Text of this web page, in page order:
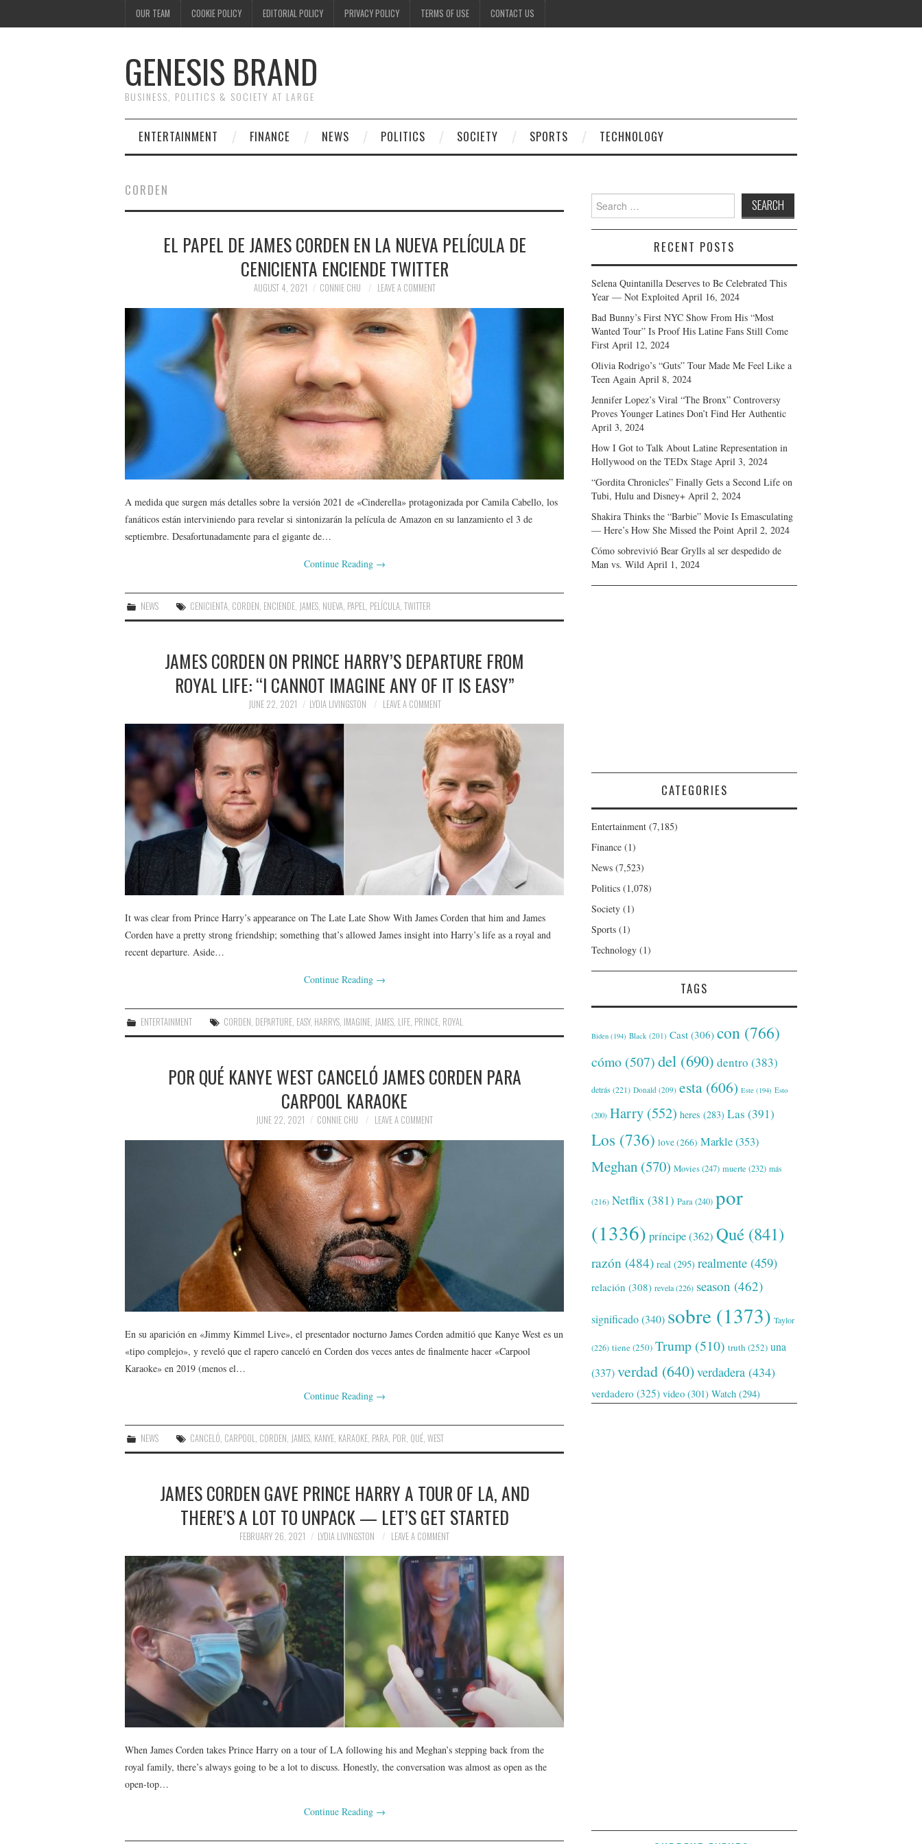
OUR TEAM COOKIE POLICY EDITORIAL POLICY PRIVACY POLICY TERMS OF USE CONTACT US
GENESIS BRAND
BUSINESS, POLITICS & SOCIETY AT LARGE
ENTERTAINMENT FINANCE NEWS POLITICS SOCIETY SPORTS TECHNOLOGY
CORDEN
EL PAPEL DE JAMES CORDEN EN LA NUEVA PELÍCULA DE
CENICIENTA ENCIENDE TWITTER
AUGUST 4, 2021 CONNIE CHU LEAVE A COMMENT
A medida que surgen más detalles sobre la versión 2021 de «Cinderella» protagonizada por Camila Cabello, los
fanáticos están interviniendo para revelar si sintonizarán la película de Amazon en su lanzamiento el 3 de
septiembre. Desafortunadamente para el gigante de…
Continue Reading →
NEWS CENICIENTA CORDEN ENCIENDE JAMES NUEVA PAPEL PELÍCULA ,TWITTER
JAMES CORDEN ON PRINCE HARRY’S DEPARTURE FROM
ROYAL LIFE: “I CANNOT IMAGINE ANY OF IT IS EASY”
JUNE 22, 2021 LYDIA LIVINGSTON LEAVE A COMMENT
It was clear from Prince Harry’s appearance on The Late Late Show With James Corden that him and James
Corden have a pretty strong friendship; something that’s allowed James insight into Harry’s life as a royal and
recent departure. Aside…
Continue Reading →
ENTERTAINMENT CORDEN, DEPARTURE, EASY, HARRYS, IMAGINE, JAMES, LIFE, PRINCE, ROYAL
POR QUÉ KANYE WEST CANCELÓ JAMES CORDEN PARA
CARPOOL KARAOKE
JUNE 22, 2021 CONNIE CHU LEAVE A COMMENT
En su aparición en «Jimmy Kimmel Live», el presentador nocturno James Corden admitió que Kanye West es un
«tipo complejo», y reveló que el rapero canceló en Corden dos veces antes de finalmente hacer «Carpool
Karaoke» en 2019 (menos el…
Continue Reading →
NEWS CANCELÓ CARPOOL CORDEN JAMES KANYE KARAOKE PARA POR QUÉ ,WEST
JAMES CORDEN GAVE PRINCE HARRY A TOUR OF LA, AND
THERE’S A LOT TO UNPACK — LET’S GET STARTED
FEBRUARY 26, 2021 LYDIA LIVINGSTON LEAVE A COMMENT
When James Corden takes Prince Harry on a tour of LA following his and Meghan’s stepping back from the
royal family, there’s always going to be a lot to discuss. Honestly, the conversation was almost as open as the
open-top…
Continue Reading →
Search
for:
RECENT POSTS
Selena Quintanilla Deserves to Be Celebrated This
Year — Not Exploited April 16, 2024
Bad Bunny’s First NYC Show From His “Most
Wanted Tour” Is Proof His Latine Fans Still Come
First April 12, 2024
Olivia Rodrigo’s “Guts” Tour Made Me Feel Like a
Teen Again April 8, 2024
Jennifer Lopez’s Viral “The Bronx” Controversy
Proves Younger Latines Don’t Find Her Authentic
April 3, 2024
How I Got to Talk About Latine Representation in
Hollywood on the TEDx Stage April 3, 2024
“Gordita Chronicles” Finally Gets a Second Life on
Tubi, Hulu and Disney+ April 2, 2024
Shakira Thinks the “Barbie” Movie Is Emasculating
— Here’s How She Missed the Point April 2, 2024
Cómo sobrevivió Bear Grylls al ser despedido de
Man vs. Wild April 1, 2024
CATEGORIES
Entertainment (7,185)
Finance (1)
News (7,523)
Politics (1,078)
Society (1)
Sports (1)
Technology (1)
TAGS
Biden (194) Black (201) Cast (306) con (766)
cómo (507)del (690) dentro (383)
detrás (221) Donald (209) esta (606) Este (194) Esto
(200) Harry (552) heres (283) Las (391)
Los (736) love(266) Markle(353)
Meghan (570) Movies(247) muerte (232) más
(216) Netflix (381) Para(240) por
(1336) príncipe(362) Qué (841)
razón (484) real (295) realmente (459)
relación (308) revela(226) season (462)
significado(340) sobre (1373) Taylor
(226) tiene(250) Trump (510) truth (252) una
(337)verdad (640)verdadera (434)
verdadero (325) video (301) Watch (294)